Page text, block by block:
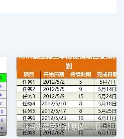
项目进度安排计划图-（甘特图）1甘特图excel模板